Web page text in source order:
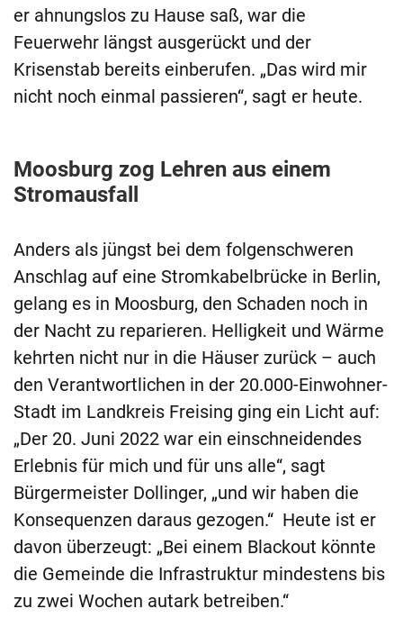
er ahnungslos zu Hause saß, war die
Feuerwehr längst ausgerückt und der
Krisenstab bereits einberufen. „Das wird mir
nicht noch einmal passieren“, sagt er heute.
Moosburg zog Lehren aus einem
Stromausfall
Anders als jüngst bei dem folgenschweren
Anschlag auf eine Stromkabelbrücke in Berlin,
gelang es in Moosburg, den Schaden noch in
der Nacht zu reparieren. Helligkeit und Wärme
kehrten nicht nur in die Häuser zurück – auch
den Verantwortlichen in der 20.000-Einwohner-
Stadt im Landkreis Freising ging ein Licht auf:
„Der 20. Juni 2022 war ein einschneidendes
Erlebnis für mich und für uns alle“, sagt
Bürgermeister Dollinger, „und wir haben die
Konsequenzen daraus gezogen.“ Heute ist er
davon überzeugt: „Bei einem Blackout könnte
die Gemeinde die Infrastruktur mindestens bis
zu zwei Wochen autark betreiben.“